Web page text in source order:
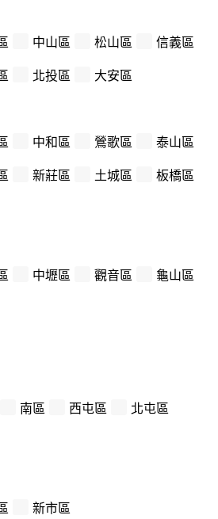
中山區 松山區 信義區
北投區 大安區
中和區 鶯歌區 泰山區
新莊區 土城區 板橋區
中壢區 觀音區 龜山區
南區 西屯區 北屯區
新市區